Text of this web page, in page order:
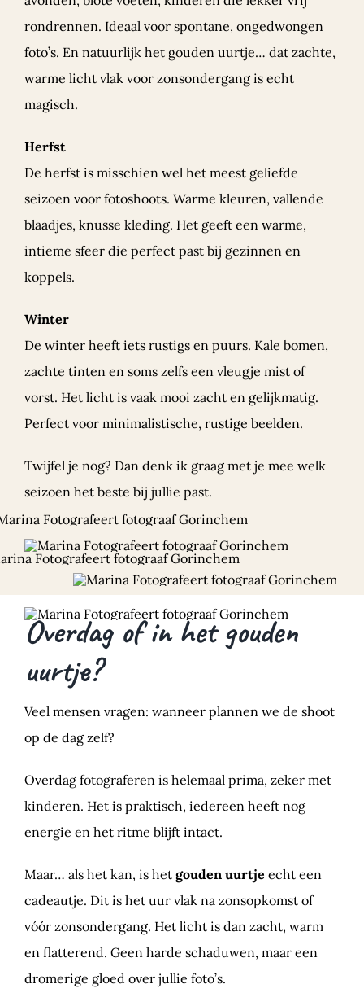
rondrennen. Ideaal voor spontane, ongedwongen
foto’s. En natuurlijk het gouden uurtje… dat zachte,
warme licht vlak voor zonsondergang is echt
magisch.
Herfst
De herfst is misschien wel het meest geliefde
seizoen voor fotoshoots. Warme kleuren, vallende
blaadjes, knusse kleding. Het geeft een warme,
intieme sfeer die perfect past bij gezinnen en
koppels.
Winter
De winter heeft iets rustigs en puurs. Kale bomen,
zachte tinten en soms zelfs een vleugje mist of
vorst. Het licht is vaak mooi zacht en gelijkmatig.
Perfect voor minimalistische, rustige beelden.
Twijfel je nog? Dan denk ik graag met je mee welk
seizoen het beste bij jullie past.
Overdag of in het gouden
uurtje?
Veel mensen vragen: wanneer plannen we de shoot
op de dag zelf?
Overdag fotograferen is helemaal prima, zeker met
kinderen. Het is praktisch, iedereen heeft nog
energie en het ritme blijft intact.
Maar… als het kan, is het gouden uurtje echt een
cadeautje. Dit is het uur vlak na zonsopkomst of
vóór zonsondergang. Het licht is dan zacht, warm
en flatterend. Geen harde schaduwen, maar een
dromerige gloed over jullie foto’s.